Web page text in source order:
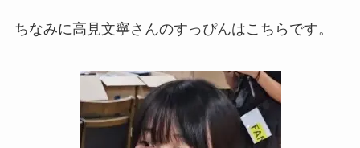
ちなみに高見文寧さんのすっぴんはこちらです。